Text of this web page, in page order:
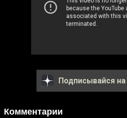
Подписывайся на
Комментарии